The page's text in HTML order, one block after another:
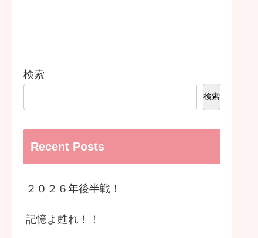
検索
検索
Recent Posts
２０２６年後半戦！
記憶よ甦れ！！